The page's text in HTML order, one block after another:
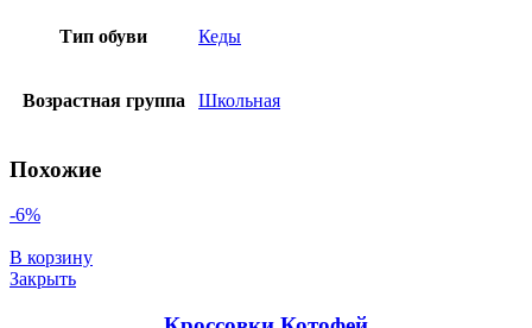
Тип обуви Кеды
Возрастная группа Школьная
Похожие
-6%
В корзину
Закрыть